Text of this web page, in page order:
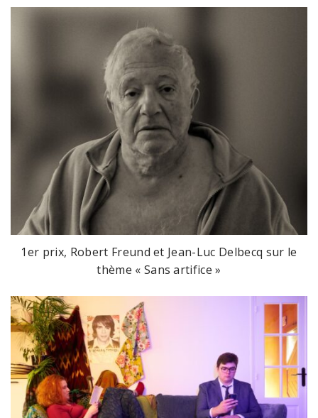
1er prix, Robert Freund et Jean-Luc Delbecq sur le
thème « Sans artifice »